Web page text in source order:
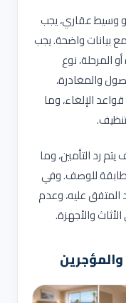
وسيط عقاري، يجب
بيانات واضحة. يجب
المرحلة، نوع
والمغادرة،
الإلغاء، وما
.
رد التأمين، وما
للوصف. وفي
المتفق عليه، وعدم
والأجهزة.